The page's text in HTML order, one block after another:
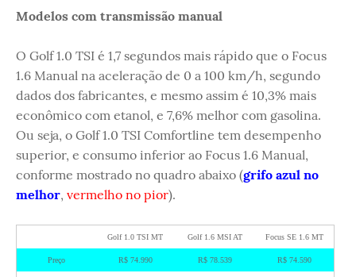
Modelos com transmissão manual
O Golf 1.0 TSI é 1,7 segundos mais rápido que o Focus
1.6 Manual na aceleração de 0 a 100 km/h, segundo
dados dos fabricantes, e mesmo assim é 10,3% mais
econômico com etanol, e 7,6% melhor com gasolina.
Ou seja, o Golf 1.0 TSI Comfortline tem desempenho
superior, e consumo inferior ao Focus 1.6 Manual,
conforme mostrado no quadro abaixo (grifo azul no
melhor, vermelho no pior).
Golf 1.0 TSI MT Golf 1.6 MSI AT Focus SE 1.6 MT
Preço R$ 74.990 R$ 78.539 R$ 74.590